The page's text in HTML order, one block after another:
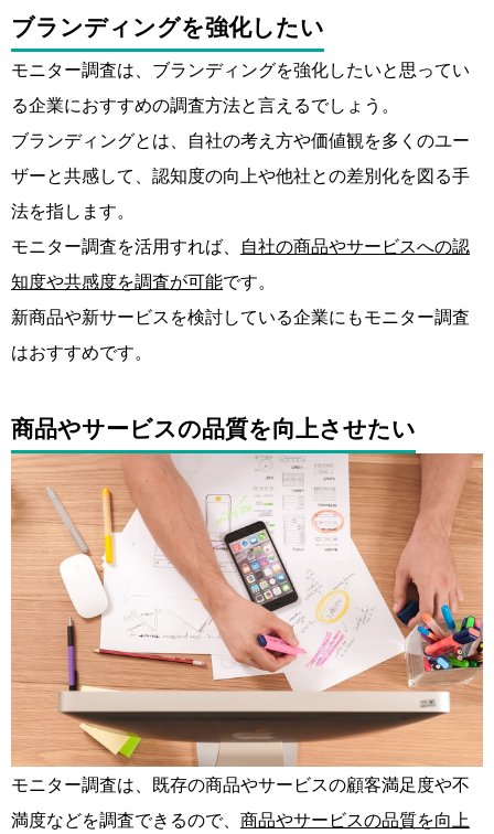
ブランディングを強化したい
モニター調査は、ブランディングを強化したいと思ってい
る企業におすすめの調査方法と言えるでしょう。
ブランディングとは、自社の考え方や価値観を多くのユー
ザーと共感して、認知度の向上や他社との差別化を図る手
法を指します。
モニター調査を活用すれば、 自社の商品やサービスへの認
知度や共感度を調査が可能です。
新商品や新サービスを検討している企業にもモニター調査
はおすすめです。
商品やサービスの品質を向上させたい
モニター調査は、既存の商品やサービスの顧客満足度や不
満度などを調査できるので、 商品やサービスの品質を向上